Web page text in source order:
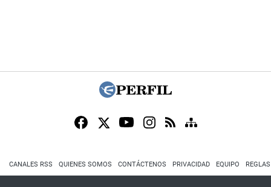
CANALES RSS QUIENES SOMOS CONTÁCTENOS PRIVACIDAD EQUIPO